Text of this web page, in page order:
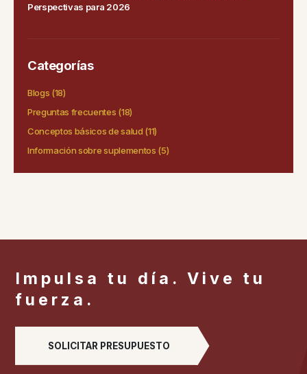
Perspectivas para 2026
Categorías
Blogs (18)
Preguntas frecuentes (18)
Conceptos básicos de salud (11)
Información sobre suplementos (5)
Impulsa tu día. Vive tu
fuerza.
SOLICITAR PRESUPUESTO